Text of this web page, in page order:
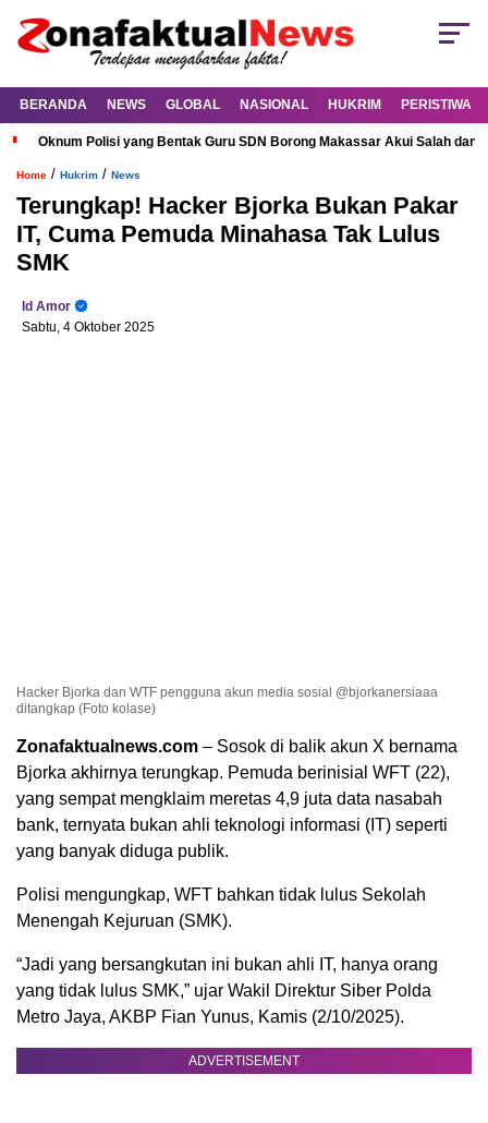
BERANDA NEWS GLOBAL NASIONAL HUKRIM PERISTIWA
Oknum Polisi yang Bentak Guru SDN Borong Makassar Akui Salah dan
Home / Hukrim / News
Terungkap! Hacker Bjorka Bukan Pakar
IT, Cuma Pemuda Minahasa Tak Lulus
SMK
Id Amor
Sabtu, 4 Oktober 2025
Hacker Bjorka dan WTF pengguna akun media sosial @bjorkanersiaaa
ditangkap (Foto kolase)
Zonafaktualnews.com – Sosok di balik akun X bernama
Bjorka akhirnya terungkap. Pemuda berinisial WFT (22),
yang sempat mengklaim meretas 4,9 juta data nasabah
bank, ternyata bukan ahli teknologi informasi (IT) seperti
yang banyak diduga publik.
Polisi mengungkap, WFT bahkan tidak lulus Sekolah
Menengah Kejuruan (SMK).
“Jadi yang bersangkutan ini bukan ahli IT, hanya orang
yang tidak lulus SMK,” ujar Wakil Direktur Siber Polda
Metro Jaya, AKBP Fian Yunus, Kamis (2/10/2025).
ADVERTISEMENT